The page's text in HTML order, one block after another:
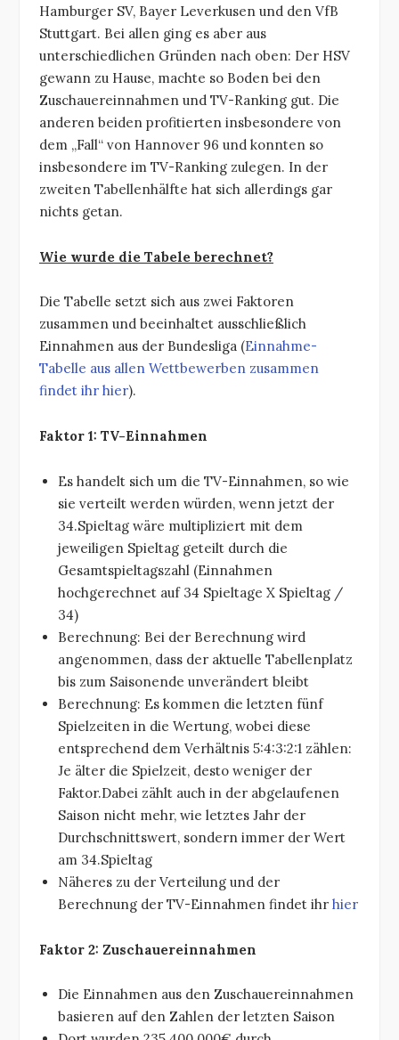
Hamburger SV, Bayer Leverkusen und den VfB
Stuttgart. Bei allen ging es aber aus
unterschiedlichen Gründen nach oben: Der HSV
gewann zu Hause, machte so Boden bei den
Zuschauereinnahmen und TV-Ranking gut. Die
anderen beiden profitierten insbesondere von
dem „Fall“ von Hannover 96 und konnten so
insbesondere im TV-Ranking zulegen. In der
zweiten Tabellenhälfte hat sich allerdings gar
nichts getan.
Wie wurde die Tabele berechnet?
Die Tabelle setzt sich aus zwei Faktoren
zusammen und beeinhaltet ausschließlich
Einnahmen aus der Bundesliga (Einnahme-
Tabelle aus allen Wettbewerben zusammen
findet ihr hier).
Faktor 1: TV-Einnahmen
Es handelt sich um die TV-Einnahmen, so wie
sie verteilt werden würden, wenn jetzt der
34.Spieltag wäre multipliziert mit dem
jeweiligen Spieltag geteilt durch die
Gesamtspieltagszahl (Einnahmen
hochgerechnet auf 34 Spieltage X Spieltag /
34)
Berechnung: Bei der Berechnung wird
angenommen, dass der aktuelle Tabellenplatz
bis zum Saisonende unverändert bleibt
Berechnung: Es kommen die letzten fünf
Spielzeiten in die Wertung, wobei diese
entsprechend dem Verhältnis 5:4:3:2:1 zählen:
Je älter die Spielzeit, desto weniger der
Faktor.Dabei zählt auch in der abgelaufenen
Saison nicht mehr, wie letztes Jahr der
Durchschnittswert, sondern immer der Wert
am 34.Spieltag
Näheres zu der Verteilung und der
Berechnung der TV-Einnahmen findet ihr hier
Faktor 2: Zuschauereinnahmen
Die Einnahmen aus den Zuschauereinnahmen
basieren auf den Zahlen der letzten Saison